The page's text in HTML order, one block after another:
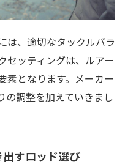
は、適切なタックルバラ
セッティングは、ルアー
素となります。メーカー
の調整を加えていきまし
すロッド選び